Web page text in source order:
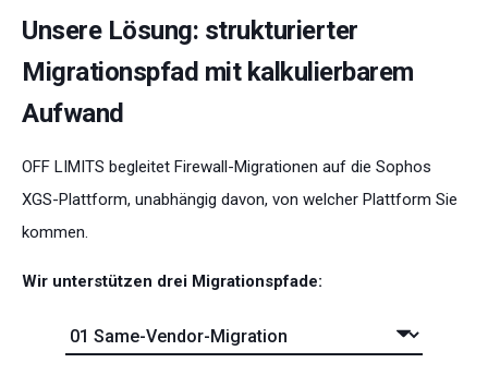
Unsere Lösung: strukturierter
Migrationspfad mit kalkulierbarem
Aufwand
OFF LIMITS begleitet Firewall-Migrationen auf die Sophos
XGS-Plattform, unabhängig davon, von welcher Plattform Sie
kommen.
Wir unterstützen drei Migrationspfade: